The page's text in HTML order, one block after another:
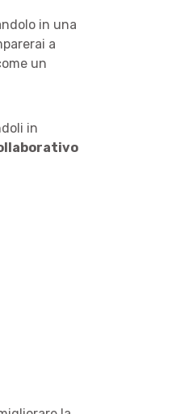
in una
a
un
in